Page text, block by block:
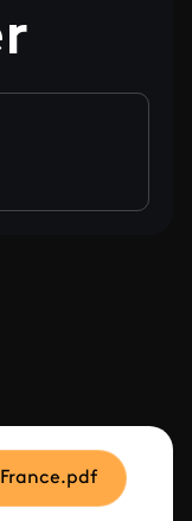
X sur LinkedIn